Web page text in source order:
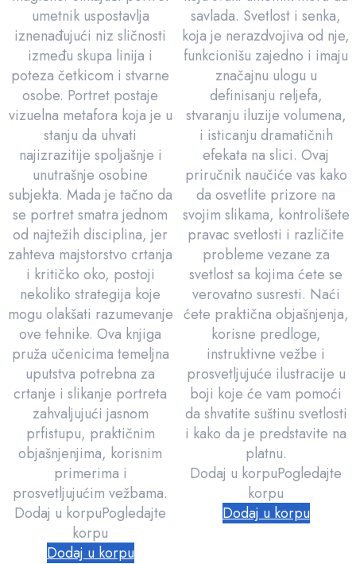
umetnik uspostavlja
iznenađujući niz sličnosti
između skupa linija i
poteza četkicom i stvarne
osobe. Portret postaje
vizuelna metafora koja je u
stanju da uhvati
najizrazitije spoljašnje i
unutrašnje osobine
subjekta. Mada je tačno da
se portret smatra jednom
od najtežih disciplina, jer
zahteva majstorstvo crtanja
i kritičko oko, postoji
nekoliko strategija koje
mogu olakšati razumevanje
ove tehnike. Ova knjiga
pruža učenicima temeljna
uputstva potrebna za
crtanje i slikanje portreta
zahvaljujući jasnom
prfistupu, praktičnim
objašnjenjima, korisnim
primerima i
prosvetljujućim vežbama.
Dodaj u korpuPogledajte
korpu
Dodaj u korpu
savlada. Svetlost i senka,
koja je nerazdvojiva od nje,
funkcionišu zajedno i imaju
značajnu ulogu u
definisanju reljefa,
stvaranju iluzije volumena,
i isticanju dramatičnih
efekata na slici. Ovaj
priručnik naučiće vas kako
da osvetlite prizore na
svojim slikama, kontrolišete
pravac svetlosti i različite
probleme vezane za
svetlost sa kojima ćete se
verovatno susresti. Naći
ćete praktična objašnjenja,
korisne predloge,
instruktivne vežbe i
prosvetljujuće ilustracije u
boji koje će vam pomoći
da shvatite suštinu svetlosti
i kako da je predstavite na
platnu.
Dodaj u korpuPogledajte
korpu
Dodaj u korpu